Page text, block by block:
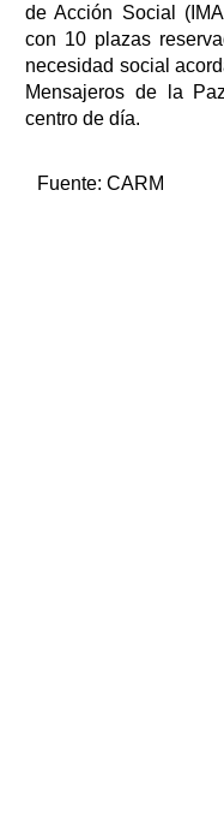
de Acción Social
con 10 plazas
necesidad social
Mensajeros de la
centro de día.
Fuente: CARM